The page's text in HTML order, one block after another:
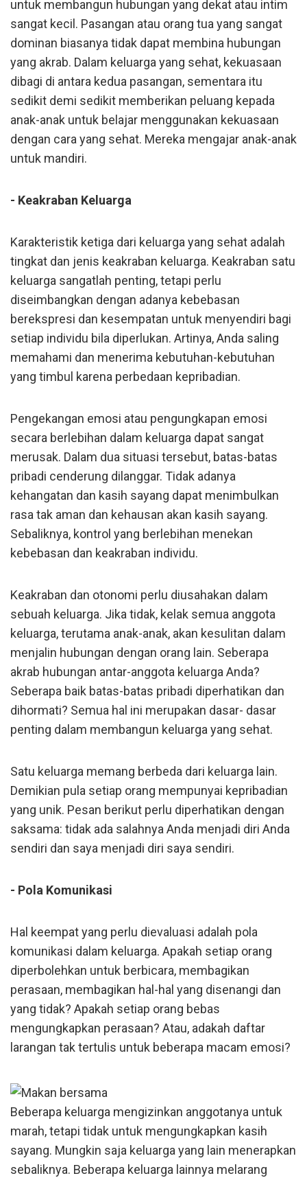
untuk membangun hubungan yang dekat atau intim
sangat kecil. Pasangan atau orang tua yang sangat
dominan biasanya tidak dapat membina hubungan
yang akrab. Dalam keluarga yang sehat, kekuasaan
dibagi di antara kedua pasangan, sementara itu
sedikit demi sedikit memberikan peluang kepada
anak-anak untuk belajar menggunakan kekuasaan
dengan cara yang sehat. Mereka mengajar anak-anak
untuk mandiri.
- Keakraban Keluarga
Karakteristik ketiga dari keluarga yang sehat adalah
tingkat dan jenis keakraban keluarga. Keakraban satu
keluarga sangatlah penting, tetapi perlu
diseimbangkan dengan adanya kebebasan
berekspresi dan kesempatan untuk menyendiri bagi
setiap individu bila diperlukan. Artinya, Anda saling
memahami dan menerima kebutuhan-kebutuhan
yang timbul karena perbedaan kepribadian.
Pengekangan emosi atau pengungkapan emosi
secara berlebihan dalam keluarga dapat sangat
merusak. Dalam dua situasi tersebut, batas-batas
pribadi cenderung dilanggar. Tidak adanya
kehangatan dan kasih sayang dapat menimbulkan
rasa tak aman dan kehausan akan kasih sayang.
Sebaliknya, kontrol yang berlebihan menekan
kebebasan dan keakraban individu.
Keakraban dan otonomi perlu diusahakan dalam
sebuah keluarga. Jika tidak, kelak semua anggota
keluarga, terutama anak-anak, akan kesulitan dalam
menjalin hubungan dengan orang lain. Seberapa
akrab hubungan antar-anggota keluarga Anda?
Seberapa baik batas-batas pribadi diperhatikan dan
dihormati? Semua hal ini merupakan dasar- dasar
penting dalam membangun keluarga yang sehat.
Satu keluarga memang berbeda dari keluarga lain.
Demikian pula setiap orang mempunyai kepribadian
yang unik. Pesan berikut perlu diperhatikan dengan
saksama: tidak ada salahnya Anda menjadi diri Anda
sendiri dan saya menjadi diri saya sendiri.
- Pola Komunikasi
Hal keempat yang perlu dievaluasi adalah pola
komunikasi dalam keluarga. Apakah setiap orang
diperbolehkan untuk berbicara, membagikan
perasaan, membagikan hal-hal yang disenangi dan
yang tidak? Apakah setiap orang bebas
mengungkapkan perasaan? Atau, adakah daftar
larangan tak tertulis untuk beberapa macam emosi?
Beberapa keluarga mengizinkan anggotanya untuk
marah, tetapi tidak untuk mengungkapkan kasih
sayang. Mungkin saja keluarga yang lain menerapkan
sebaliknya. Beberapa keluarga lainnya melarang